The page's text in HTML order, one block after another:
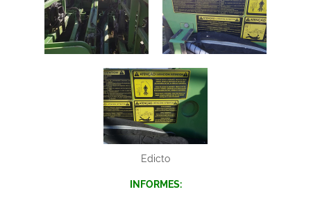
Edicto
INFORMES: